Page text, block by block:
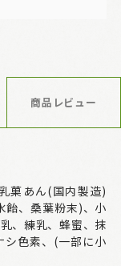
商品レビュー
菓あん(国内製造)
飴、桑葉粉末)、小
、練乳、蜂蜜、抹
シ色素、(一部に小